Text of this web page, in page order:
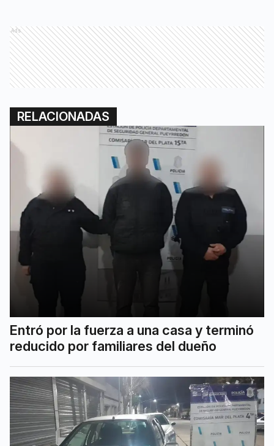
Ads
RELACIONADAS
Entró por la fuerza a una casa y terminó
reducido por familiares del dueño